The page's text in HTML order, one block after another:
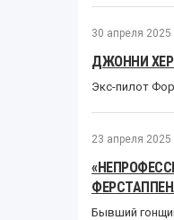
30 апреля 2025
ДЖОННИ
Экс-пилот
23 апреля 2025
Бывший